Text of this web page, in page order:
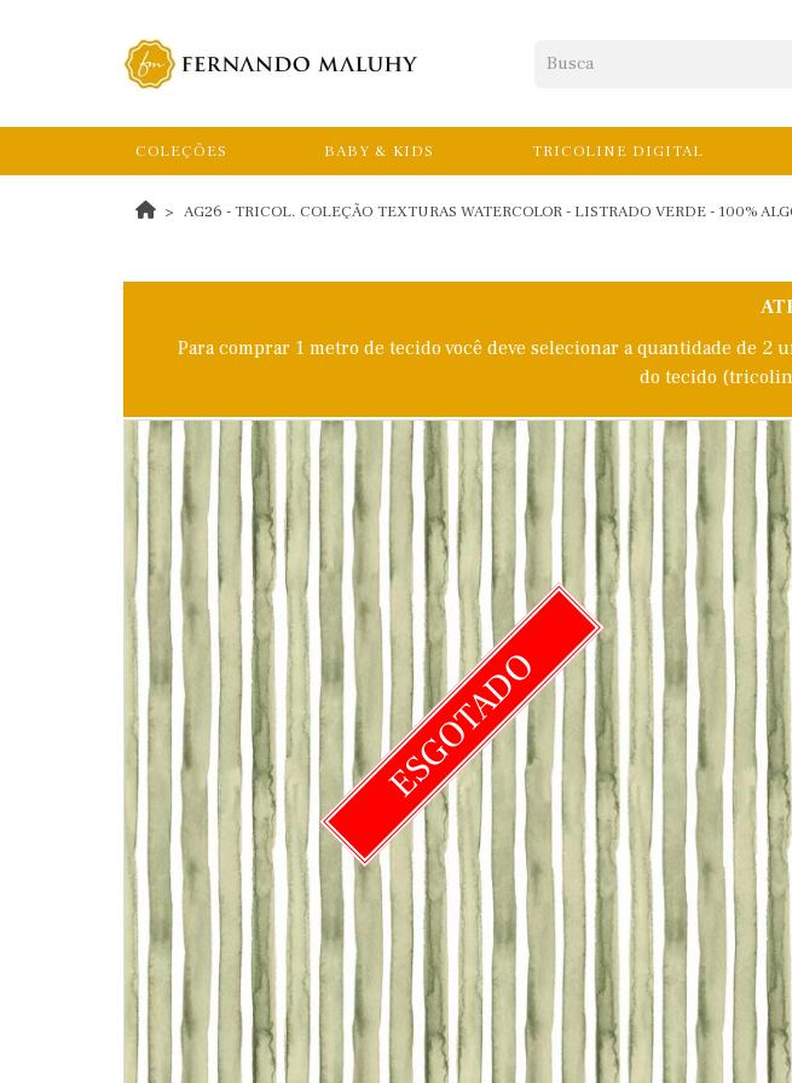
COLEÇÕES BABY & KIDS TRICOLINE DIGITAL
AG26 - TRICOL. COLEÇÃO TEXTURAS WATERCOLOR - LISTRADO VERDE - 100%
Para comprar 1 metro de tecido você deve selecionar a quantidade de
do tecido
ESGOTADO